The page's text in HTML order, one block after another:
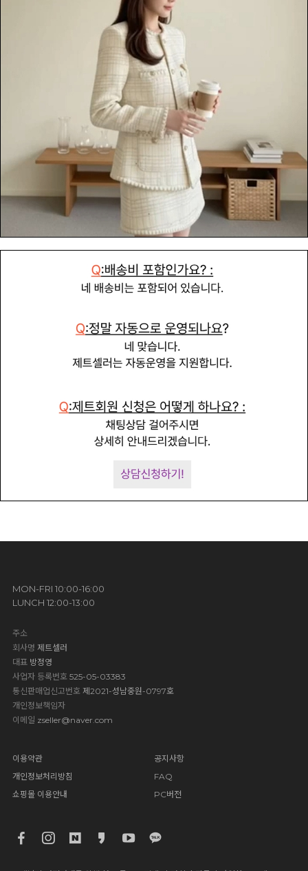
MON-FRI 10:00-16:00
LUNCH 12:00-13:00
주소
회사명 제트셀러
대표방정영
사업자 등록번호 525-05-03383
통신판매업신고번호 제2021-성남중원-0797호
개인정보책임자
이메일 zseller@naver.com
이용약관
개인정보처리방침
쇼핑몰 이용안내
공지사항
FAQ
PC버전